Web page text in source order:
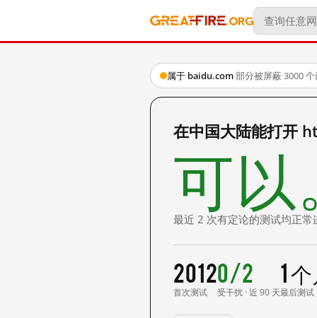
属于 baidu.com·部分被屏蔽·3000
在中国大陆能打开
可以
最近 2 次有定论的测试均正常
2012
首次测试
0/2
受干扰 · 近 90 天
1
最后测试